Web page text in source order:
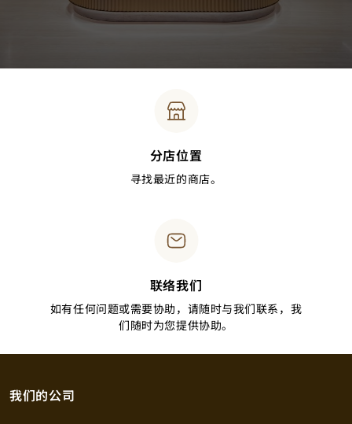
分店位置
寻找最近的商店。
联络我们
如有任何问题或需要协助，请随时与我们联系，我
们随时为您提供协助。
我们的公司